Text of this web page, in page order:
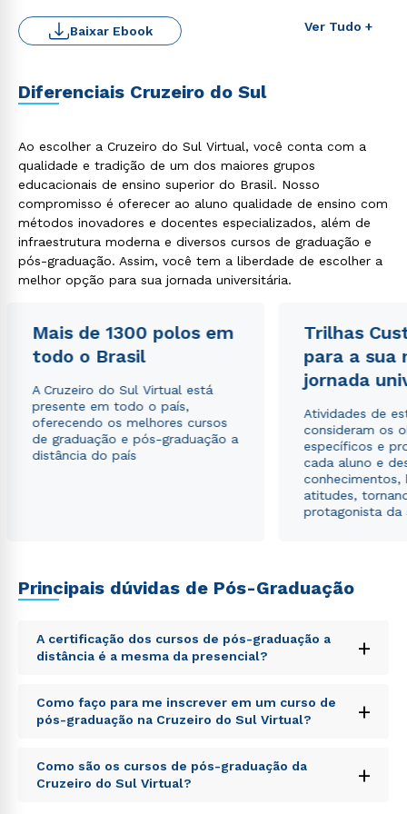
Ver Tudo +
Baixar Ebook
Diferenciais Cruzeiro do Sul
Ao escolher a Cruzeiro do Sul Virtual, você conta com a
qualidade e tradição de um dos maiores grupos
educacionais de ensino superior do Brasil. Nosso
compromisso é oferecer ao aluno qualidade de ensino com
métodos inovadores e docentes especializados, além de
infraestrutura moderna e diversos cursos de graduação e
pós-graduação. Assim, você tem a liberdade de escolher a
melhor opção para sua jornada universitária.
Mais de 1300 polos em
todo o Brasil
A Cruzeiro do Sul Virtual está
presente em todo o país,
oferecendo os melhores cursos
de graduação e pós-graduação a
distância do país
Trilhas
para a sua
jornada
Atividades de
consideram os
específicos e
cada aluno e
conhecimentos,
atitudes,
protagonista da
Principais dúvidas de Pós-Graduação
A certificação dos cursos de pós-graduação a
distância é a mesma da presencial?
+
Sed ut perspiciatis unde omnis iste natus error sit
voluptatem accusantium doloremque laudantium,
totam rem aperiam, eaque ipsa quae ab illo inventore
explicabo. Nemo enim ipsam voluptatem quia
voluptas sit aspernatur aut odit aut fugit, sed quia
Como faço para me inscrever em um curso de
pós-graduação na Cruzeiro do Sul Virtual?
+
Sed ut perspiciatis unde omnis iste natus error sit
voluptatem accusantium doloremque laudantium,
Como são os cursos de pós-graduação da
Cruzeiro do Sul Virtual?
+
Rápido e fácil
WhatsApp
ou
Estou de acordo com a Política de Privacidade.e
autorizo que meus dados sejam utilizados para o
envio de conteúdos da Cruzeiro do Sul.